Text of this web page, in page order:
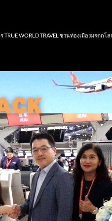
TRUE WORLD TRAVEL ชวนท่องเมืองมรดกโล